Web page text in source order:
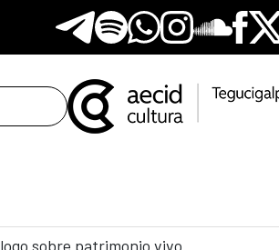
Telegram
SpotifyWhatsapp
Instagram
Soundclore
X
sobre patrimonio vivo